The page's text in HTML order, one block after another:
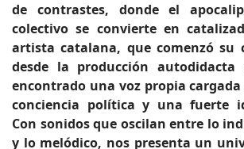
de contrastes, donde el
colectivo se convierte en
artista catalana, que comenzó su
desde la producción
encontrado una voz propia
conciencia política y una fuerte
Con sonidos que oscilan entre lo
y lo melódico, nos presenta un